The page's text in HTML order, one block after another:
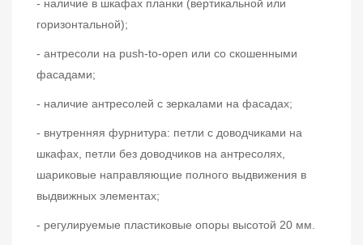
- наличие в шкафах планки (вертикальной или
горизонтальной);
- антресоли на push-to-open или со скошенными
фасадами;
- наличие антресолей с зеркалами на фасадах;
- внутренняя фурнитура: петли с доводчиками на
шкафах, петли без доводчиков на антресолях,
шариковые направляющие полного выдвижения в
выдвижных элементах;
- регулируемые пластиковые опоры высотой 20 мм.